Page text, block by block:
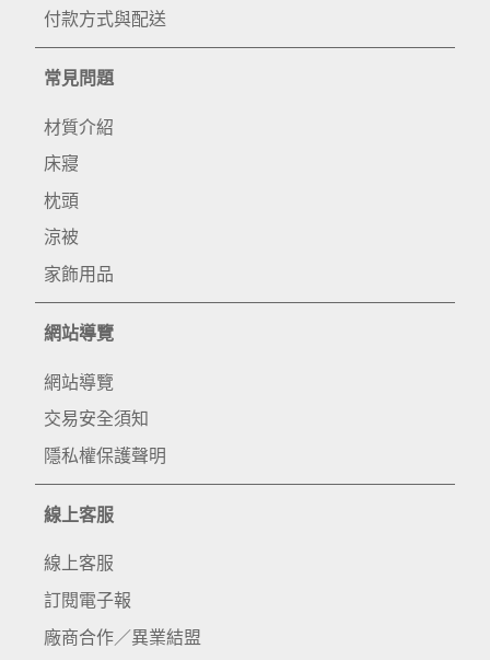
付款方式與配送
常見問題
材質介紹
床寢
枕頭
涼被
家飾用品
網站導覽
網站導覽
交易安全須知
隱私權保護聲明
線上客服
線上客服
訂閱電子報
廠商合作／異業結盟